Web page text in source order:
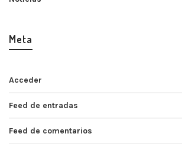
Meta
Acceder
Feed de entradas
Feed de comentarios